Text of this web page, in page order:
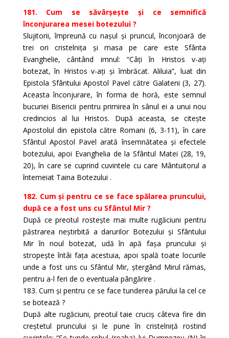
181. Cum se săvârșește și ce semnifică
înconjurarea mesei botezului ?
Slujitorii, împreună cu nașul și pruncul, înconjoară de
trei ori cristelnița și masa pe care este Sfânta
Evanghelie, cântând imnul: “Câți în Hristos v-ați
botezat, în Hristos v-ați și îmbrăcat. Aliluia”, luat din
Epistola Sfântului Apostol Pavel către Galateni (3, 27).
Aceasta înconjurare, în forma de horă, este semnul
bucuriei Bisericii pentru primirea în sânul ei a unui nou
credincios al lui Hristos. După aceasta, se citește
Apostolul din epistola către Romani (6, 3-11), în care
Sfântul Apostol Pavel arată însemnătatea și efectele
botezului, apoi Evanghelia de la Sfântul Matei (28, 19,
20), în care se cuprind cuvintele cu care Mântuitorul a
întemeiat Taina Botezului .
182. Cum și pentru ce se face spălarea pruncului,
după ce a fost uns cu Sfântul Mir ?
După ce preotul rostește mai multe rugăciuni pentru
păstrarea neștirbită a darurilor Botezului și Sfântului
Mir în noul botezat, udă în apă fașa pruncului și
stropește întâi fața acestuia, apoi spală toate locurile
unde a fost uns cu Sfântul Mir, ștergând Mirul rămas,
pentru a-l feri de o eventuala pângărire .
183. Cum și pentru ce se face tunderea părului la cel ce
se botează ?
După alte rugăciuni, preotul taie cruciș câteva fire din
creștetul pruncului și le pune în cristelniță rostind